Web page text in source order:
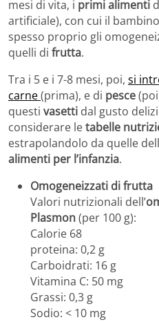
mesi di vita, i primi alimenti
artificiale), con cui il
spesso proprio gli
quelli di frutta.
Tra i 5 e i 7-8 mesi, poi, si
carne(prima), e di pesce
questi vasetti dal gusto
considerare letabelle
estrapolandolo da quelle
alimenti per l’infanzia.
Omogeneizzati di frutta
Valori nutrizionali dell’
Plasmon(per 100 g):
Calorie 68
proteina: 0,2 g
Carboidrati: 16 g
Vitamina C: 50 mg
Grassi: 0,3 g
Sodio: < 10 mg